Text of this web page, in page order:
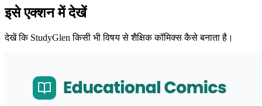
इसे एक्शन में देखें
देखें कि StudyGlen किसी भी विषय से शैक्षिक कॉमिक्स कैसे बनाता है।